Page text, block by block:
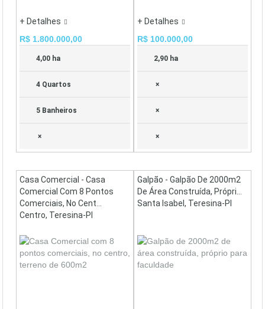
+ Detalhes
R$ 1.800.000,00
4,00 ha
4 Quartos
5 Banheiros
×
+ Detalhes
R$ 100.000,00
2,90 ha
×
×
×
Casa Comercial - Casa
Comercial Com 8 Pontos
Comerciais, No Cent...
Centro, Teresina-PI
Galpão - Galpão De 2000m2
De Área Construída, Própri...
Santa Isabel, Teresina-PI